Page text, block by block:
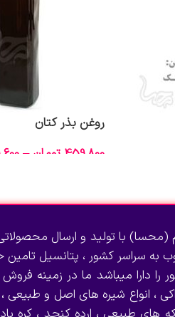
روغن بذر کتان
459,800 تومان –
با تولید و ارسال
به سراسر کشور ، پتانسیل تامین
دارا میباشد ما در زمینه
، انواع شیره های اصل و طبیعی ،